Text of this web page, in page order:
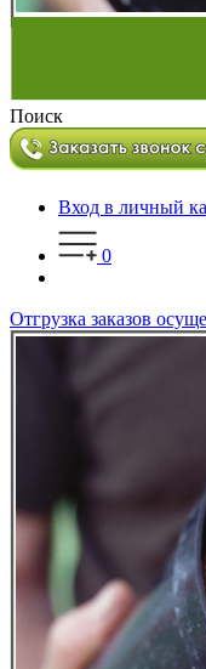
Поиск
Вход в личный
0
Отгрузка заказов